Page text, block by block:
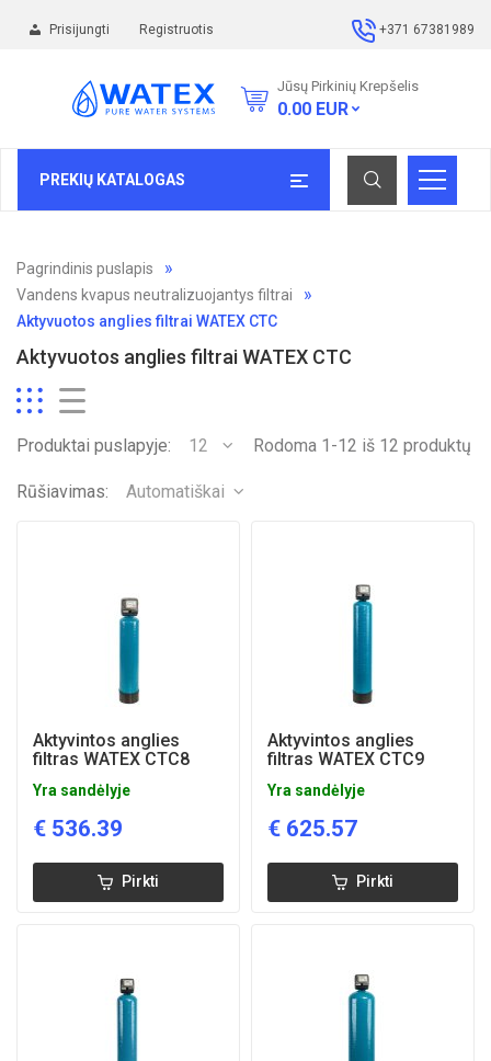
Prisijungti Registruotis +371 67381989
Jūsų Pirkinių Krepšelis
0.00 EUR
PREKIŲ KATALOGAS
Pagrindinis puslapis
Vandens kvapus neutralizuojantys filtrai
Aktyvuotos anglies filtrai WATEX CTC
Aktyvuotos anglies filtrai WATEX CTC
Produktai puslapyje: 12 Rodoma 1-12 iš 12 produktų
Rūšiavimas: Automatiškai
Aktyvintos anglies
filtras WATEX CTC8
Yra sandėlyje
€ 536.39
Pirkti
Aktyvintos anglies
filtras WATEX CTC9
Yra sandėlyje
€ 625.57
Pirkti